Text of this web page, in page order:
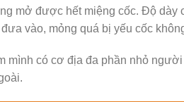
mở được hết miệng cốc. Độ dày
vào, mỏng quá bị yếu cốc
mình có cơ địa đa phần nhỏ